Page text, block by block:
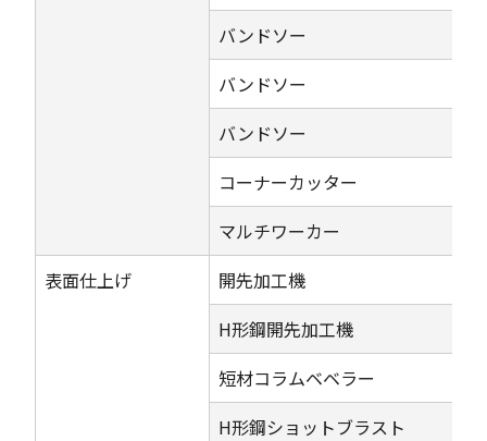
バンドソー
バンドソー
バンドソー
コーナーカッター
マルチワーカー
表面仕上げ
開先加工機
H形鋼開先加工機
短材コラムベベラー
H形鋼ショットブラスト